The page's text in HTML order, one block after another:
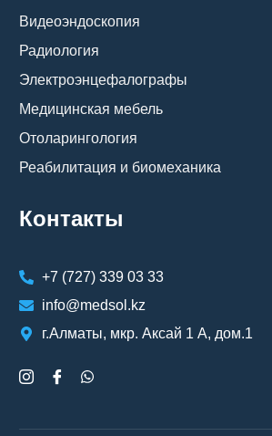
Видеоэндоскопия
Радиология
Электроэнцефалографы
Медицинская мебель
Отоларингология
Реабилитация и биомеханика
Контакты
+7 (727) 339 03 33
info@medsol.kz
г.Алматы, мкр. Аксай 1 А, дом.1